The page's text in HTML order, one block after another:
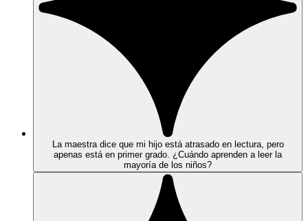
La maestra dice que mi hijo está atrasado en lectura, pero
apenas está en primer grado. ¿Cuándo aprenden a leer la
mayoría de los niños?